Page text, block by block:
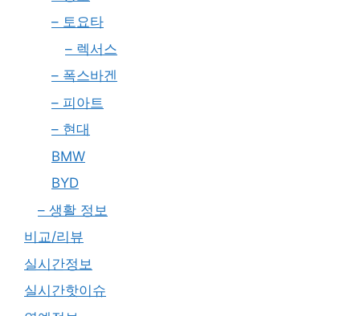
– 토요타
– 렉서스
– 폭스바겐
– 피아트
– 현대
BMW
BYD
– 생활 정보
비교/리뷰
실시간정보
실시간핫이슈